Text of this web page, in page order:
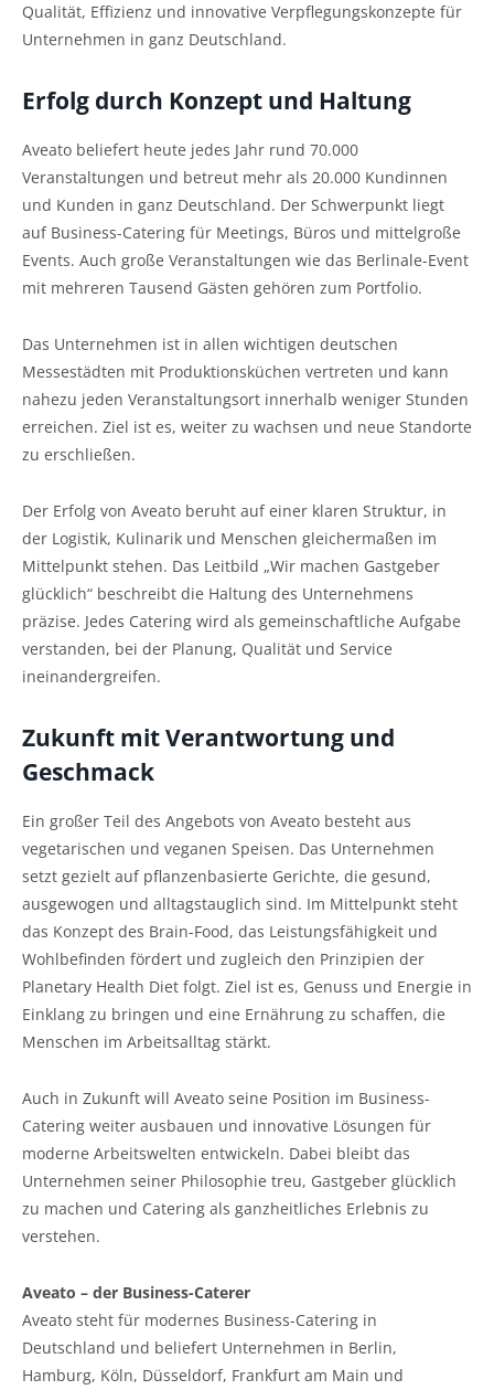
Qualität, Effizienz und innovative Verpflegungskonzepte für
Unternehmen in ganz Deutschland.
Erfolg durch Konzept und Haltung
Aveato beliefert heute jedes Jahr rund 70.000
Veranstaltungen und betreut mehr als 20.000 Kundinnen
und Kunden in ganz Deutschland. Der Schwerpunkt liegt
auf Business-Catering für Meetings, Büros und mittelgroße
Events. Auch große Veranstaltungen wie das Berlinale-Event
mit mehreren Tausend Gästen gehören zum Portfolio.
Das Unternehmen ist in allen wichtigen deutschen
Messestädten mit Produktionsküchen vertreten und kann
nahezu jeden Veranstaltungsort innerhalb weniger Stunden
erreichen. Ziel ist es, weiter zu wachsen und neue Standorte
zu erschließen.
Der Erfolg von Aveato beruht auf einer klaren Struktur, in
der Logistik, Kulinarik und Menschen gleichermaßen im
Mittelpunkt stehen. Das Leitbild „Wir machen Gastgeber
glücklich“ beschreibt die Haltung des Unternehmens
präzise. Jedes Catering wird als gemeinschaftliche Aufgabe
verstanden, bei der Planung, Qualität und Service
ineinandergreifen.
Zukunft mit Verantwortung und
Geschmack
Ein großer Teil des Angebots von Aveato besteht aus
vegetarischen und veganen Speisen. Das Unternehmen
setzt gezielt auf pflanzenbasierte Gerichte, die gesund,
ausgewogen und alltagstauglich sind. Im Mittelpunkt steht
das Konzept des Brain-Food, das Leistungsfähigkeit und
Wohlbefinden fördert und zugleich den Prinzipien der
Planetary Health Diet folgt. Ziel ist es, Genuss und Energie in
Einklang zu bringen und eine Ernährung zu schaffen, die
Menschen im Arbeitsalltag stärkt.
Auch in Zukunft will Aveato seine Position im Business-
Catering weiter ausbauen und innovative Lösungen für
moderne Arbeitswelten entwickeln. Dabei bleibt das
Unternehmen seiner Philosophie treu, Gastgeber glücklich
zu machen und Catering als ganzheitliches Erlebnis zu
verstehen.
Aveato – der Business-Caterer
Aveato steht für modernes Business-Catering in
Deutschland und beliefert Unternehmen in Berlin,
Hamburg, Köln, Düsseldorf, Frankfurt am Main und